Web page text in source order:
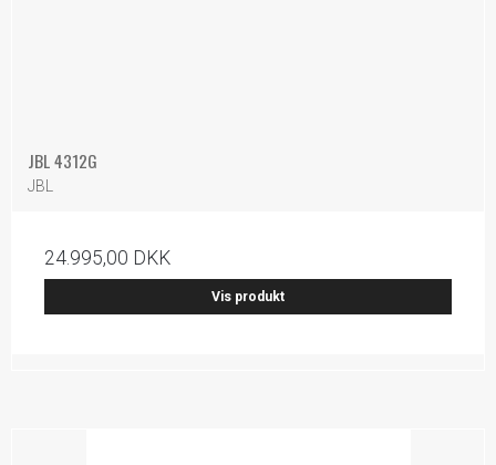
JBL 4312G
JBL
24.995,00 DKK
Vis produkt